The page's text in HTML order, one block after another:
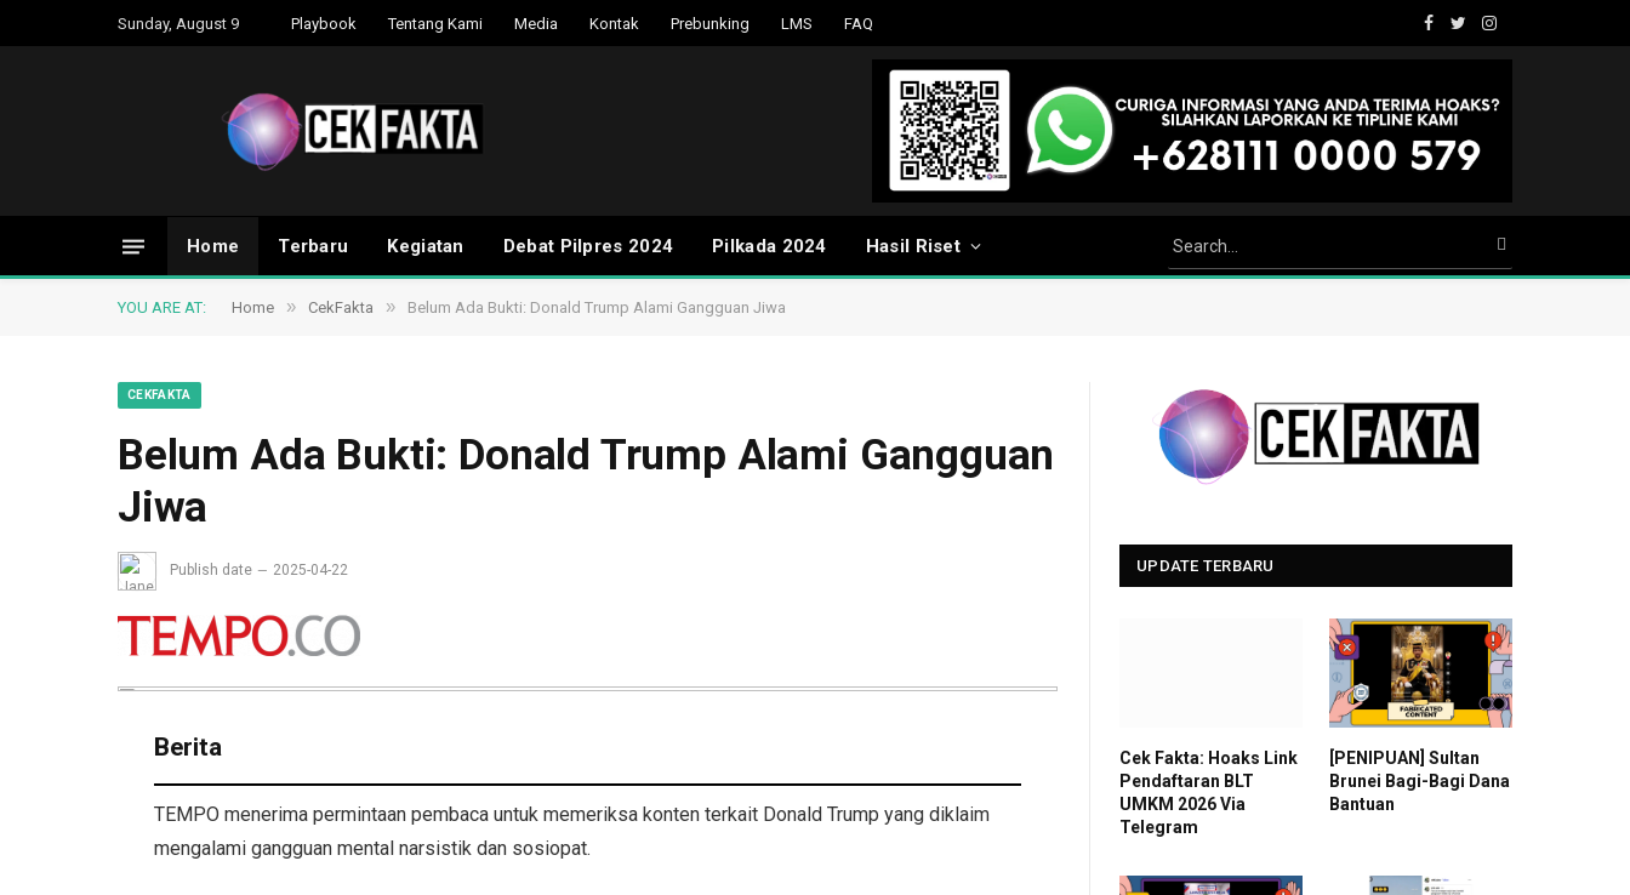
Sunday, August 9 Playbook Tentang Kami Media Kontak Prebunking LMS FAQ
Facebook
TwitterInstagram
Home Terbaru Kegiatan Debat Pilpres 2024 Pilkada 2024 Hasil Riset
YOU ARE AT: Home » CekFakta » Belum Ada Bukti: Donald Trump Alami Gangguan Jiwa
CEKFAKTA
Belum Ada Bukti: Donald Trump Alami Gangguan
Jiwa
Publish date 2025-04-22
Berita
TEMPO menerima permintaan pembaca untuk memeriksa konten terkait Donald Trump yang diklaim
mengalami gangguan mental narsistik dan sosiopat.
UPDATE TERBARU
Cek Fakta: Hoaks Link
Pendaftaran BLT
UMKM 2026 Via
Telegram
[PENIPUAN] Sultan
Brunei Bagi-Bagi Dana
Bantuan